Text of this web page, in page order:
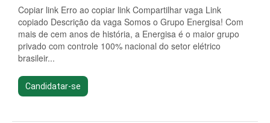
Copiar link Erro ao copiar link Compartilhar vaga Link
copiado Descrição da vaga Somos o Grupo Energisa! Com
mais de cem anos de história, a Energisa é o maior grupo
privado com controle 100% nacional do setor elétrico
brasileir...
Candidatar-se